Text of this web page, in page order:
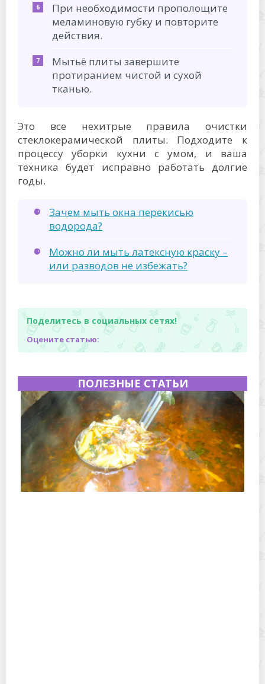
При необходимости прополощите
меламиновую губку и повторите
действия.
Мытьё плиты завершите
протиранием чистой и сухой
тканью.
Это все нехитрые правила очистки
стеклокерамической плиты. Подходите к
процессу уборки кухни с умом, и ваша
техника будет исправно работать долгие
годы.
Зачем мыть окна перекисью
водорода?
Можно ли мыть латексную краску –
или разводов не избежать?
Поделитесь в социальных сетях!
Оцените статью:
ПОЛЕЗНЫЕ СТАТЬИ